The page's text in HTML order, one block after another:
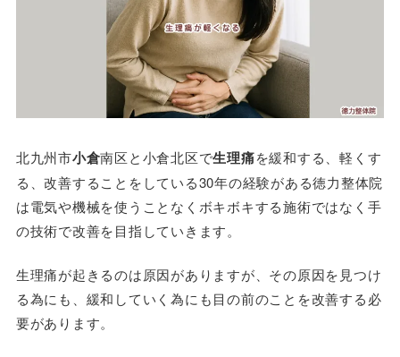
北九州市小倉南区と小倉北区で生理痛を緩和する、軽くす
る、改善することをしている30年の経験がある徳力整体院
は電気や機械を使うことなくボキボキする施術ではなく手
の技術で改善を目指していきます。
生理痛が起きるのは原因がありますが、その原因を見つけ
る為にも、緩和していく為にも目の前のことを改善する必
要があります。